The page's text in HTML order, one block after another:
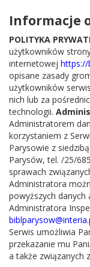
Informacje
POLITYKA
użytkowników
internetowej https://
opisane zasady
użytkowników
nich lub za
technologii.
Administratorem
korzystaniem z
Parysowie z
Parysów, tel. /25/
sprawach
Administratora
powyższych danych
Administratora
Serwis umożliwia
przekazanie mu
a także związanych